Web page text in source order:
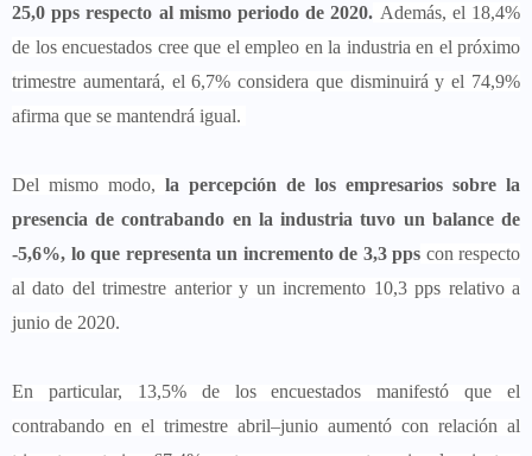
25,0 pps respecto al mismo periodo de 2020. Además, el 18,4%
de los encuestados cree que el empleo en la industria en el próximo
trimestre aumentará, el 6,7% considera que disminuirá y el 74,9%
afirma que se mantendrá igual.
Del mismo modo, la percepción de los empresarios sobre la
presencia de contrabando en la industria tuvo un balance de
-5,6%, lo que representa un incremento de 3,3 pps con respecto
al dato del trimestre anterior y un incremento 10,3 pps relativo a
junio de 2020.
En particular, 13,5% de los encuestados manifestó que el
contrabando en el trimestre abril–junio aumentó con relación al